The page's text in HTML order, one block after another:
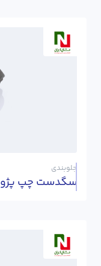
جلوبندی
سگدست چپ پژو 206 TU5